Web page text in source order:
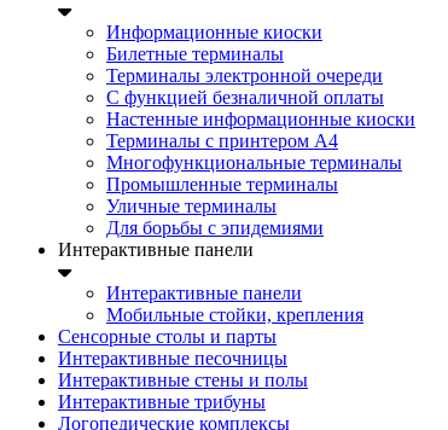
Информационные киоски
Билетные терминалы
Терминалы электронной очереди
C функцией безналичной оплаты
Настенные информационные киоски
Терминалы с принтером А4
Многофункциональные терминалы
Промышленные терминалы
Уличные терминалы
Для борьбы с эпидемиями
Интерактивные панели
Интерактивные панели
Мобильные стойки, крепления
Сенсорные столы и парты
Интерактивные песочницы
Интерактивные стены и полы
Интерактивные трибуны
Логопедические комплексы